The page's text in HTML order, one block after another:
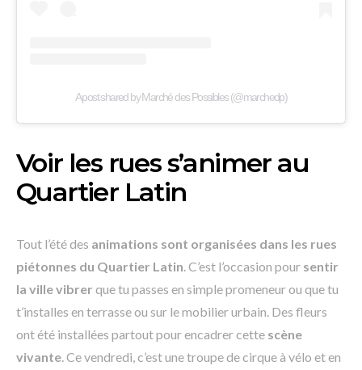
A post shared by Marché des Possibles (@marchedp)
Voir les rues s’animer au
Quartier Latin
Tout l’été des animations sont organisées dans les rues
piétonnes du Quartier Latin. C’est l’occasion pour sentir
la ville vibrer que tu passes en simple promeneur ou que tu
t’installes en terrasse ou sur le mobilier urbain. Des fleurs
ont été installées partout pour encadrer cette scène
vivante. Ce vendredi, c’est une troupe de cirque à vélo et en